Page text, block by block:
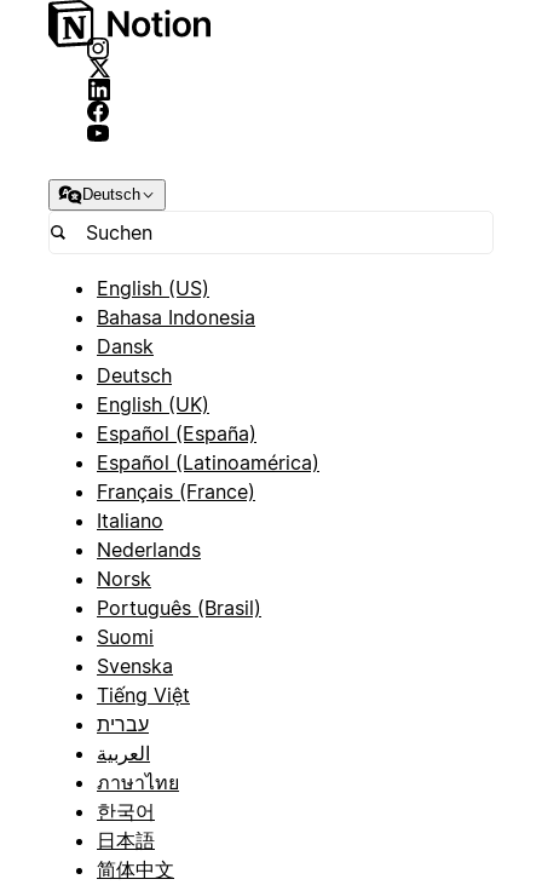
Deutsch
English (US)
Bahasa Indonesia
Dansk
Deutsch
English (UK)
Español (España)
Español (Latinoamérica)
Français (France)
Italiano
Nederlands
Norsk
Português (Brasil)
Suomi
Svenska
Tiếng Việt
עברית
العربية
ภาษาไทย
한국어
日本語
简体中文